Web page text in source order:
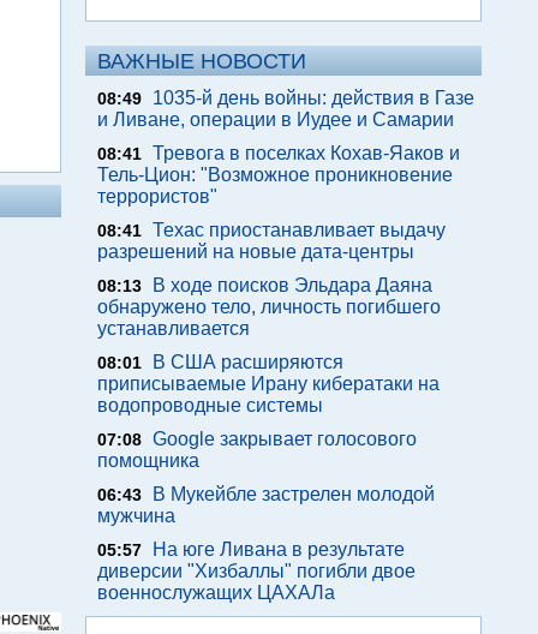
ВАЖНЫЕ НОВОСТИ
08:49
1035-й день войны: действия в Газе
и Ливане, операции в Иудее и Самарии
08:41 Тревога в поселках Кохав-Яаков и
Тель-Цион: "Возможное проникновение
террористов"
08:41 Техас приостанавливает выдачу
разрешений на новые дата-центры
08:13
В ходе поисков Эльдара Даяна
обнаружено тело, личность погибшего
устанавливается
08:01
В США расширяются
приписываемые Ирану кибератаки на
водопроводные системы
07:08 Google закрывает голосового
помощника
06:43
В Мукейбле застрелен молодой
мужчина
05:57
На юге Ливана в результате
диверсии "Хизбаллы" погибли двое
военнослужащих ЦАХАЛа